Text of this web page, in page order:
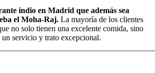
indio en Madrid que además sea
el Moha-Raj. La mayoría de los clientes
no solo tienen una excelente comida, sino
un servicio y trato excepcional.